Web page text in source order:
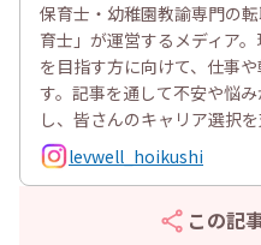
保育士・幼稚園教諭専門の
育士」が運営するメディア
を目指す方に向けて、仕事
す。記事を通して不安や悩
し、皆さんのキャリア選択を
levwell_hoikushi
この記